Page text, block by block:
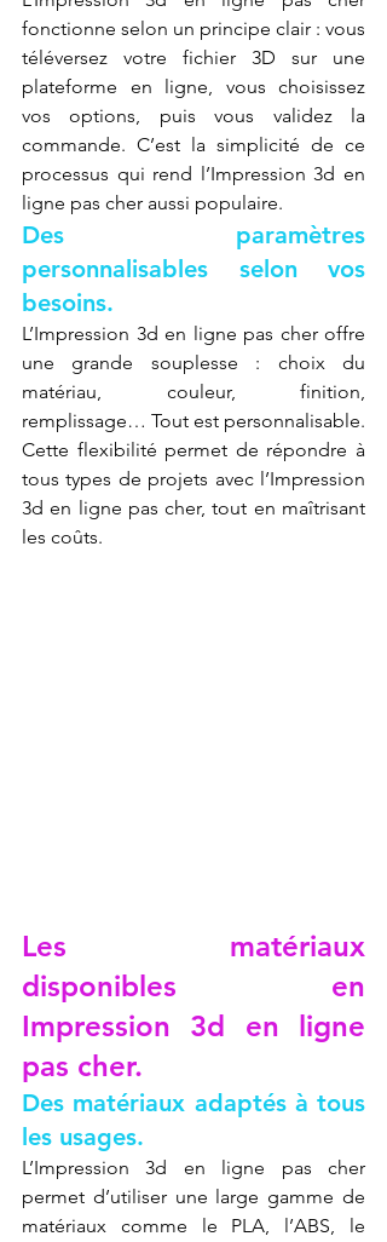
fonctionne selon un principe clair : vous
téléversez votre fichier 3D sur une
plateforme en ligne, vous choisissez
vos options, puis vous validez la
commande. C’est la simplicité de ce
processus qui rend l’Impression 3d en
ligne pas cher aussi populaire.
Des paramètres
personnalisables selon vos
besoins.
L’Impression 3d en ligne pas cher offre
une grande souplesse : choix du
matériau, couleur, finition,
remplissage… Tout est personnalisable.
Cette flexibilité permet de répondre à
tous types de projets avec l’Impression
3d en ligne pas cher, tout en maîtrisant
les coûts.
Les matériaux
disponibles en
Impression 3d en ligne
pas cher.
Des matériaux adaptés à tous
les usages.
L’Impression 3d en ligne pas cher
permet d’utiliser une large gamme de
matériaux comme le PLA, l’ABS, le